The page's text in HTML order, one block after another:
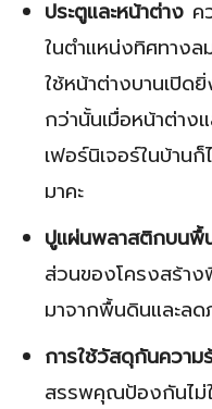
ประตูและหน้าต่าง ค
ในตำแหน่งทิศทาง
ใช้หน้าต่างบานเปิ
กว่านั้นเมื่อหน้าต่า
เฟอร์นิเจอร์ในบ้าน
มาคะ
ปูแผ่นพลาสติกบนพื้
ส่วนของโครงสร้า
มาจากพื้นดินและลด
การใช้วัสดุกันความ
สรรพคุณป้องกันไม่